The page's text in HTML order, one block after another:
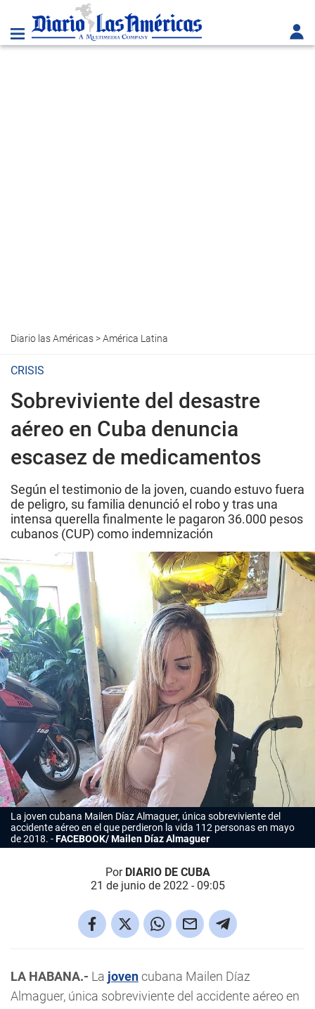
Diario las Américas>América Latina
CRISIS
Sobreviviente del desastre
aéreo en Cuba denuncia
escasez de medicamentos
Según el testimonio de la joven, cuando estuvo fuera
de peligro, su familia denunció el robo y tras una
intensa querella finalmente le pagaron 36.000 pesos
cubanos (CUP) como indemnización
La joven cubana Mailen Díaz Almaguer, única sobreviviente del
accidente aéreo en el que perdieron la vida 112 personas en mayo
de 2018.
FACEBOOK/ Mailen Díaz Almaguer
Por DIARIO DE CUBA
21 de junio de 2022 - 09:05
LA HABANA.- La jovencubana Mailen Díaz
Almaguer, única sobreviviente del accidente aéreo en